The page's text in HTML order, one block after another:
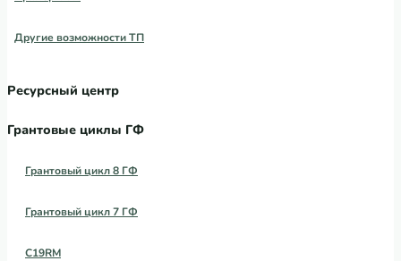
Другие возможности ТП
Ресурсный центр
Грантовые циклы ГФ
Грантовый цикл 8 ГФ
Грантовый цикл 7 ГФ
C19RM